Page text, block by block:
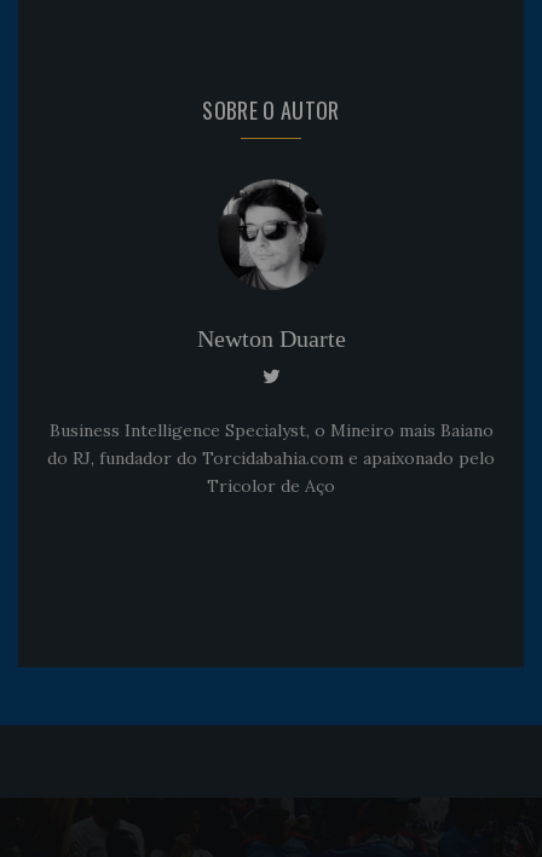
SOBRE O AUTOR
Newton Duarte
Business Intelligence Specialyst, o Mineiro mais Baiano
do RJ, fundador do Torcidabahia.com e apaixonado pelo
Tricolor de Aço